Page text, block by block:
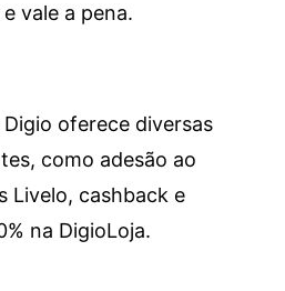
vale a pena.
oferece diversas
como adesão ao
Livelo, cashback e
na DigioLoja.